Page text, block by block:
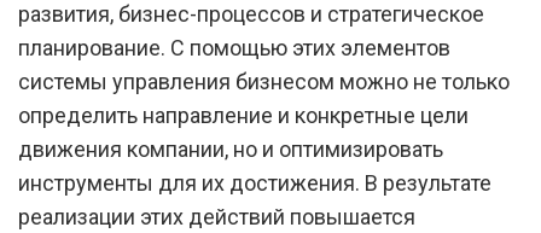
развития, бизнес-процессов и стратегическое
планирование. С помощью этих элементов
системы управления бизнесом можно не только
определить направление и конкретные цели
движения компании, но и оптимизировать
инструменты для их достижения. В результате
реализации этих действий повышается